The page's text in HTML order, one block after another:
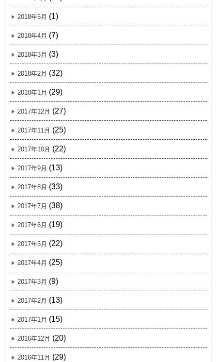
2018年5月 (1)
2018年4月 (7)
2018年3月 (3)
2018年2月 (32)
2018年1月 (29)
2017年12月 (27)
2017年11月 (25)
2017年10月 (22)
2017年9月 (13)
2017年8月 (33)
2017年7月 (38)
2017年6月 (19)
2017年5月 (22)
2017年4月 (25)
2017年3月 (9)
2017年2月 (13)
2017年1月 (15)
2016年12月 (20)
2016年11月 (29)